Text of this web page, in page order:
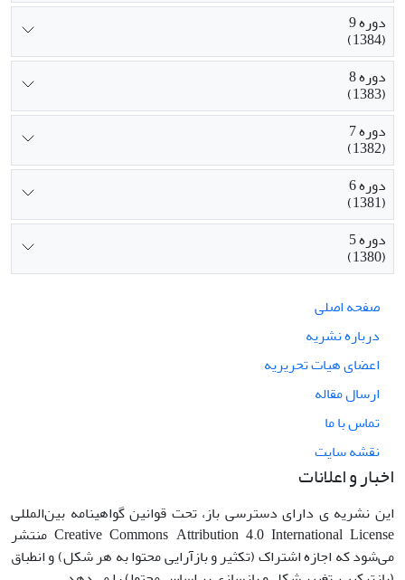
دوره 9
(1384)
دوره 8
(1383)
دوره 7
(1382)
دوره 6
(1381)
دوره 5
(1380)
صفحه اصلی
درباره نشریه
اعضای هیات تحریریه
ارسال مقاله
تماس با ما
نقشه سایت
اخبار و اعلانات
این نشریه ی دارای دسترسی باز، تحت قوانین گواهینامه بین‌المللی
Creative Commons Attribution 4.0 International License منتشر
می‌شود که اجازه اشتراک (تکثیر و بازآرایی محتوا به هر شکل) و انطباق